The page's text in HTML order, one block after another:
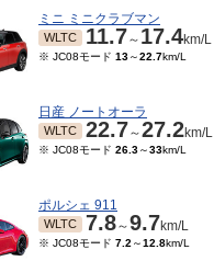
ミニ ミニクラブマン
WLTC 11.7～ 17.4km/L
※ JC08モード 13～22.7km/L
日産 ノートオーラ
WLTC 22.7～27.2km/L
※ JC08モード 26.3～33km/L
ポルシェ 911
WLTC 7.8～9.7km/L
※ JC08モード 7.2 ～12.8km/L